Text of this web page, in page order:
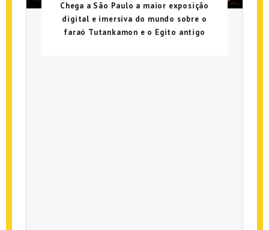
Chega a São Paulo a maior exposição
digital e imersiva do mundo sobre o
faraó Tutankamon e o Egito antigo